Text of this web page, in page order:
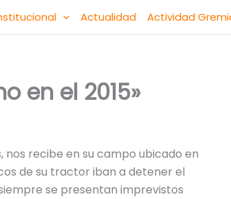
Actualidad Actividad
en el 2015»
recibe en su campo ubicado en
de su tractor iban a detener el
se presentan imprevistos